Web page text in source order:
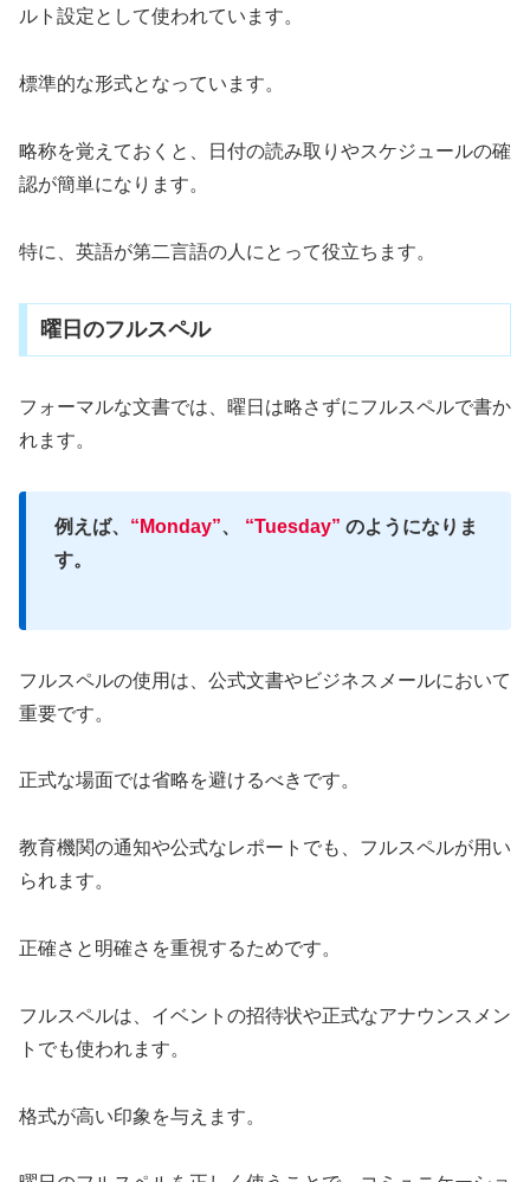
ルト設定として使われています。
標準的な形式となっています。
略称を覚えておくと、日付の読み取りやスケジュールの確
認が簡単になります。
特に、英語が第二言語の人にとって役立ちます。
曜日のフルスペル
フォーマルな文書では、曜日は略さずにフルスペルで書か
れます。
例えば、 “Monday”、 “Tuesday” のようになりま
す。
フルスペルの使用は、公式文書やビジネスメールにおいて
重要です。
正式な場面では省略を避けるべきです。
教育機関の通知や公式なレポートでも、フルスペルが用い
られます。
正確さと明確さを重視するためです。
フルスペルは、イベントの招待状や正式なアナウンスメン
トでも使われます。
格式が高い印象を与えます。